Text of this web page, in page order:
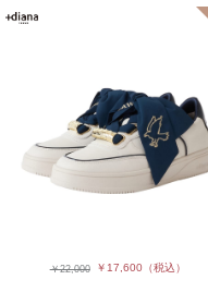
￥22,000 ￥17,600（税込）